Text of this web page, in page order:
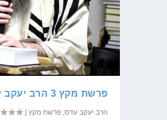
פרשת מקץ 3 הרב יעקב עדס
הרב יעקב עדס,פרשת מקץ |